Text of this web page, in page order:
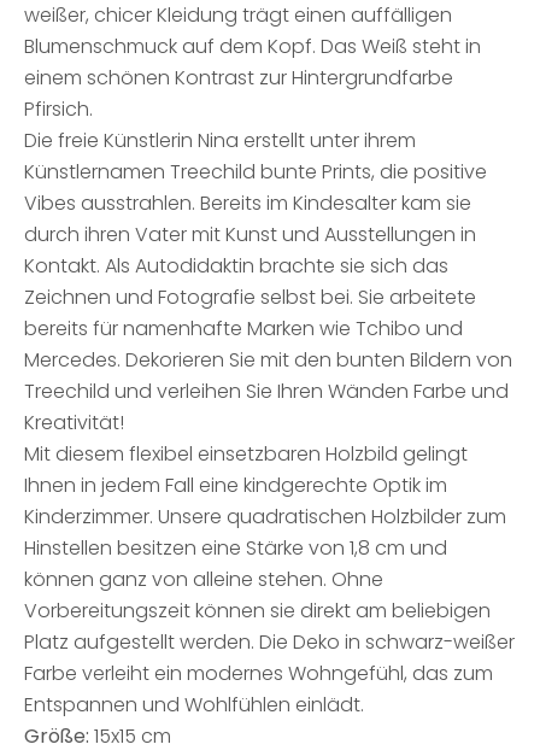
weißer, chicer Kleidung trägt einen auffälligen
Blumenschmuck auf dem Kopf. Das Weiß steht in
einem schönen Kontrast zur Hintergrundfarbe
Pfirsich.
Die freie Künstlerin Nina erstellt unter ihrem
Künstlernamen Treechild bunte Prints, die positive
Vibes ausstrahlen. Bereits im Kindesalter kam sie
durch ihren Vater mit Kunst und Ausstellungen in
Kontakt. Als Autodidaktin brachte sie sich das
Zeichnen und Fotografie selbst bei. Sie arbeitete
bereits für namenhafte Marken wie Tchibo und
Mercedes. Dekorieren Sie mit den bunten Bildern von
Treechild und verleihen Sie Ihren Wänden Farbe und
Kreativität!
Mit diesem flexibel einsetzbaren Holzbild gelingt
Ihnen in jedem Fall eine kindgerechte Optik im
Kinderzimmer. Unsere quadratischen Holzbilder zum
Hinstellen besitzen eine Stärke von 1,8 cm und
können ganz von alleine stehen. Ohne
Vorbereitungszeit können sie direkt am beliebigen
Platz aufgestellt werden. Die Deko in schwarz-weißer
Farbe verleiht ein modernes Wohngefühl, das zum
Entspannen und Wohlfühlen einlädt.
Größe: 15x15 cm